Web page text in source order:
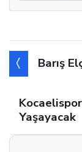
Barış
Yaşayacak